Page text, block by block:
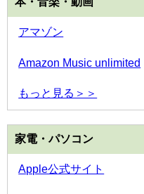
アマゾン
Amazon Music unlimited
もっと見る＞＞
家電・パソコン
Apple公式サイト